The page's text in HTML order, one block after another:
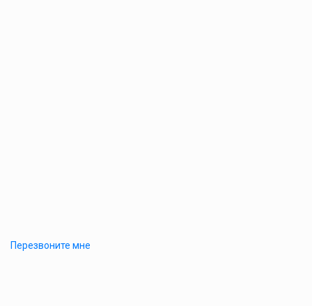
Перезвоните мне